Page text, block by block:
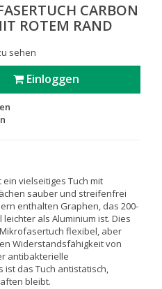
CARBON
ROTEM RAND
sehen
Einloggen
vielseitiges Tuch mit
sauber und streifenfrei
enthalten Graphen, das 200-
als Aluminium ist. Dies
flexibel, aber
Widerstandsfähigkeit von
antibakterielle
ist das Tuch antistatisch,
bleibt.